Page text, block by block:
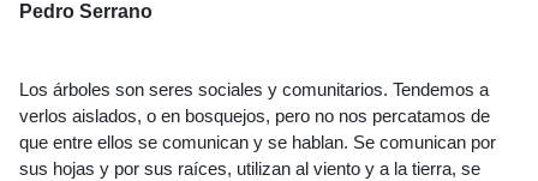
Pedro Serrano
Los árboles son seres sociales y comunitarios. Tendemos a
verlos aislados, o en bosquejos, pero no nos percatamos de
que entre ellos se comunican y se hablan. Se comunican por
sus hojas y por sus raíces, utilizan al viento y a la tierra, se